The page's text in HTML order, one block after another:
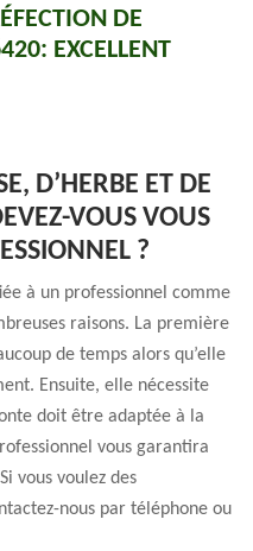
DE
EXCELLENT
D’HERBE ET DE
VOUS VOUS
?
à un professionnel comme
raisons. La première
de temps alors qu’elle
Ensuite, elle nécessite
doit être adaptée à la
vous garantira
vous voulez des
nous par téléphone ou